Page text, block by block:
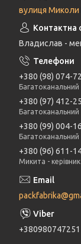
вулиця Миколи
Владислав -
+380 (98) 074-
Багатоканальний
+380 (97) 412-
Багатоканальний
+380 (99) 004-
Багатоканальний
+380 (96) 611-
Микита -
+380980747251